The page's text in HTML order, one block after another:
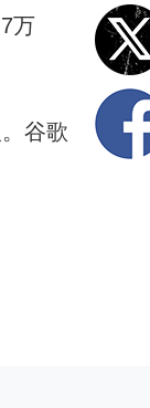
万
谷歌